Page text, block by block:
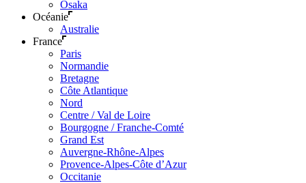
Osaka
Océanie
Australie
France
Paris
Normandie
Bretagne
Côte Atlantique
Nord
Centre / Val de Loire
Bourgogne / Franche-Comté
Grand Est
Auvergne-Rhône-Alpes
Provence-Alpes-Côte d’Azur
Occitanie